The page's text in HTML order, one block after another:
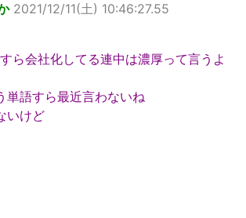
2021/12/11(土) 10:46:27.55
ら会社化してる連中は濃厚って言うよ
単語すら最近言わないね
いけど